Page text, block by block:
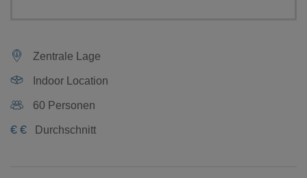
Zentrale Lage
Indoor Location
60 Personen
€ € Durchschnitt